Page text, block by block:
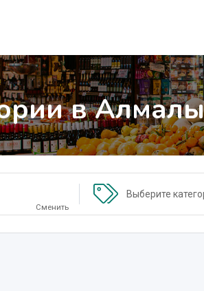
в
Сменить
Выберите